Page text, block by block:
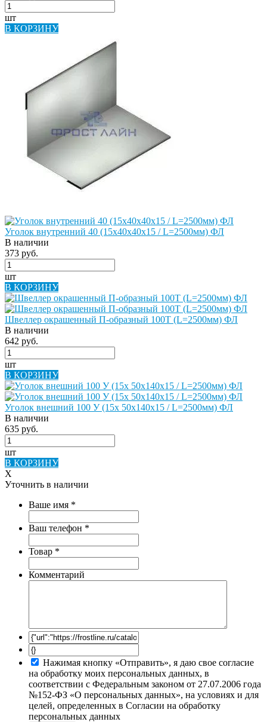
шт
В КОРЗИНУ
Уголок внутренний 40 (15х40х40х15 / L=2500мм) ФЛ
В наличии
373 руб.
шт
В КОРЗИНУ
Швеллер окрашенный П-образный 100Т (L=2500мм) ФЛ
В наличии
642 руб.
шт
В КОРЗИНУ
Уголок внешний 100 У (15х 50х140х15 / L=2500мм) ФЛ
В наличии
635 руб.
шт
В КОРЗИНУ
X
Уточнить в наличии
Ваше имя *
Ваш телефон *
Товар *
Комментарий
Нажимая кнопку «Отправить», я даю свое согласие
на обработку моих персональных данных, в
соответствии с Федеральным законом от 27.07.2006 года
№152-ФЗ «О персональных данных», на условиях и для
целей, определенных в Согласии на обработку
персональных данных